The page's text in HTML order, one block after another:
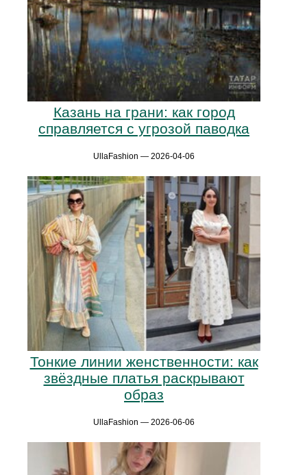
Казань на грани: как город
справляется с угрозой паводка
UllaFashion — 2026-04-06
Тонкие линии женственности: как
звёздные платья раскрывают
образ
UllaFashion — 2026-06-06